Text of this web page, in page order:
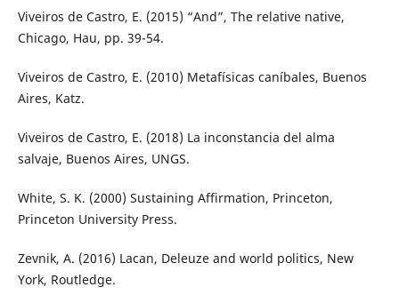
Viveiros de Castro, E. (2015) “And”, The relative native,
Chicago, Hau, pp. 39-54.
Viveiros de Castro, E. (2010) Metafísicas caníbales, Buenos
Aires, Katz.
Viveiros de Castro, E. (2018) La inconstancia del alma
salvaje, Buenos Aires, UNGS.
White, S. K. (2000) Sustaining Affirmation, Princeton,
Princeton University Press.
Zevnik, A. (2016) Lacan, Deleuze and world politics, New
York, Routledge.